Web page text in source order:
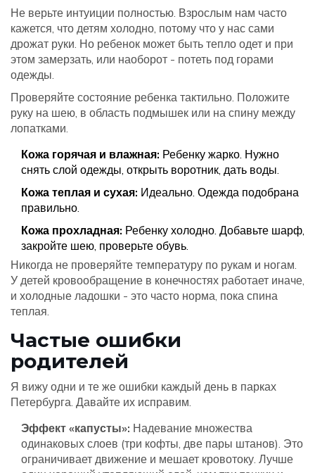
Не верьте интуиции полностью. Взрослым нам часто
кажется, что детям холодно, потому что у нас сами
дрожат руки. Но ребенок может быть тепло одет и при
этом замерзать, или наоборот - потеть под горами
одежды.
Проверяйте состояние ребенка тактильно. Положите
руку на шею, в область подмышек или на спину между
лопатками.
Кожа горячая и влажная: Ребенку жарко. Нужно
снять слой одежды, открыть воротник, дать воды.
Кожа теплая и сухая: Идеально. Одежда подобрана
правильно.
Кожа прохладная: Ребенку холодно. Добавьте шарф,
закройте шею, проверьте обувь.
Никогда не проверяйте температуру по рукам и ногам.
У детей кровообращение в конечностях работает иначе,
и холодные ладошки - это часто норма, пока спина
теплая.
Частые ошибки
родителей
Я вижу одни и те же ошибки каждый день в парках
Петербурга. Давайте их исправим.
Эффект «капусты»: Надевание множества
одинаковых слоев (три кофты, две пары штанов). Это
ограничивает движение и мешает кровотоку. Лучше